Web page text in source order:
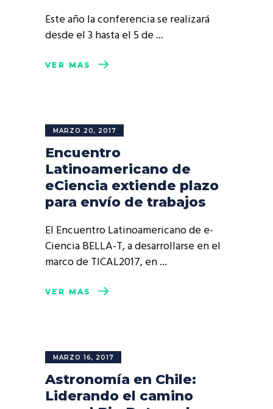
Este año la conferencia se realizará
desde el 3 hasta el 5 de
VER MÁS
MARZO 20, 2017
Encuentro
Latinoamericano de
eCiencia extiende plazo
para envío de trabajos
El Encuentro Latinoamericano de e-
Ciencia BELLA-T, a desarrollarse en el
marco de TICAL2017, en
VER MÁS
MARZO 16, 2017
Astronomía en Chile:
Liderando el camino